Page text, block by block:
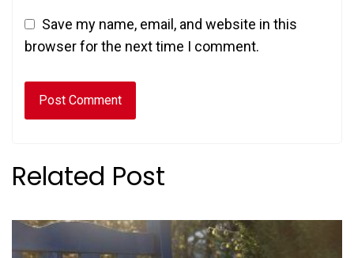
Save my name, email, and website in this
browser for the next time I comment.
Related Post